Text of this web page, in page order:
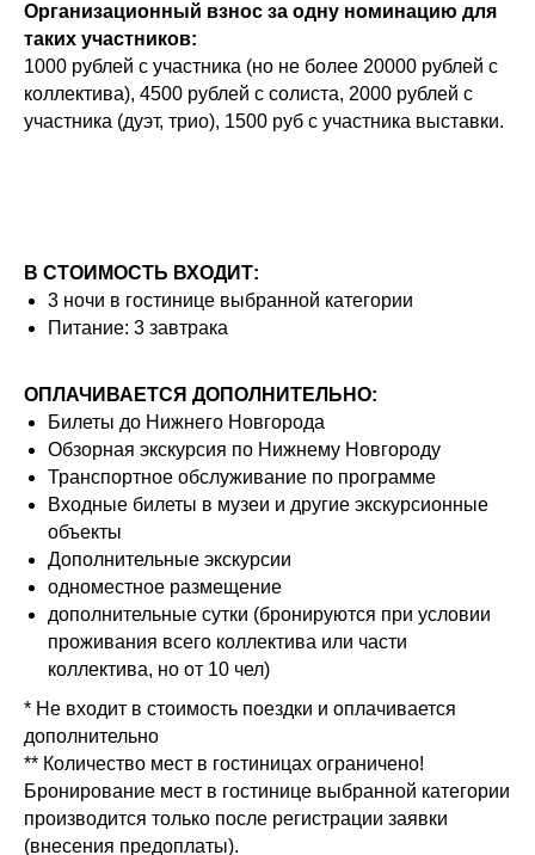
Организационный взнос за одну номинацию для
таких участников:
1000 рублей с участника (но не более 20000 рублей с
коллектива), 4500 рублей с солиста, 2000 рублей с
участника (дуэт, трио), 1500 руб с участника выставки.
В СТОИМОСТЬ ВХОДИТ:
3 ночи в гостинице выбранной категории
Питание: 3 завтрака
ОПЛАЧИВАЕТСЯ ДОПОЛНИТЕЛЬНО:
Билеты до Нижнего Новгорода
Обзорная экскурсия по Нижнему Новгороду
Транспортное обслуживание по программе
Входные билеты в музеи и другие экскурсионные
объекты
Дополнительные экскурсии
одноместное размещение
дополнительные сутки (бронируются при условии
проживания всего коллектива или части
коллектива, но от 10 чел)
* Не входит в стоимость поездки и оплачивается
дополнительно
** Количество мест в гостиницах ограничено!
Бронирование мест в гостинице выбранной категории
производится только после регистрации заявки
(внесения предоплаты).